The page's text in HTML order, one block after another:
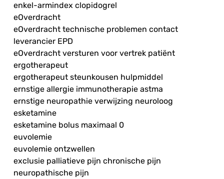
enkel-armindex clopidogrel
eOverdracht
eOverdracht technische problemen contact
leverancier EPD
eOverdracht versturen voor vertrek patiënt
ergotherapeut
ergotherapeut steunkousen hulpmiddel
ernstige allergie immunotherapie astma
ernstige neuropathie verwijzing neuroloog
esketamine
esketamine bolus maximaal 0
euvolemie
euvolemie ontzwellen
exclusie palliatieve pijn chronische pijn
neuropathische pijn